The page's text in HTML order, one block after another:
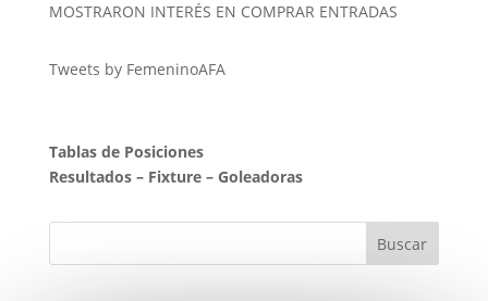
MOSTRARON INTERÉS EN COMPRAR ENTRADAS
Tweets by FemeninoAFA
Tablas de Posiciones
Resultados– Fixture– Goleadoras